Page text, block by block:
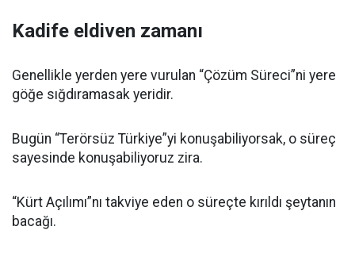
Kadife eldiven zamanı
Genellikle yerden yere vurulan “Çözüm Süreci”ni yere
göğe sığdıramasak yeridir.
Bugün “Terörsüz Türkiye”yi konuşabiliyorsak, o süreç
sayesinde konuşabiliyoruz zira.
“Kürt Açılımı”nı takviye eden o süreçte kırıldı şeytanın
bacağı.